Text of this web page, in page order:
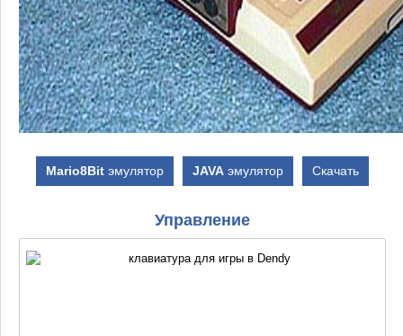
Mario8Bit эмулятор JAVA эмулятор Скачать
Управление